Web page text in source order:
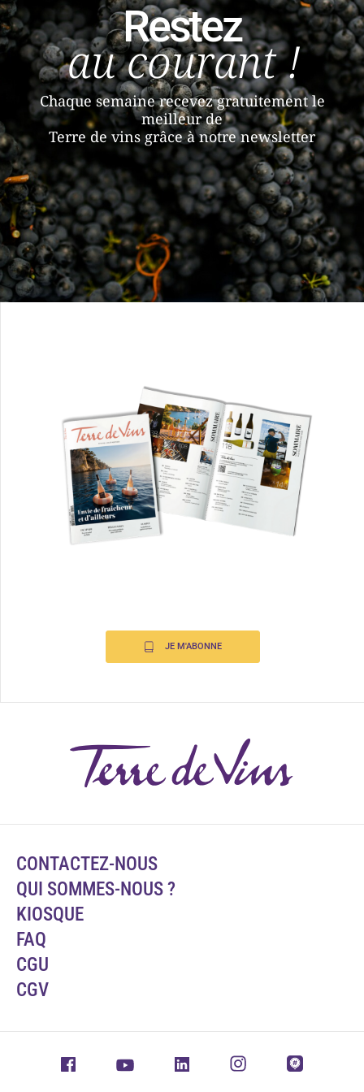
Restez
au courant !
Chaque semaine recevez gratuitement le
meilleur de
Terre de vins grâce à notre newsletter
JE M'ABONNE
CONTACTEZ-NOUS
QUI SOMMES-NOUS ?
KIOSQUE
FAQ
CGU
CGV